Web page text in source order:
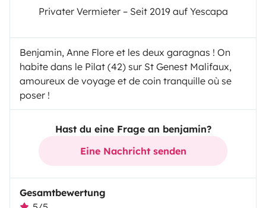
Privater Vermieter – Seit 2019 auf Yescapa
Benjamin, Anne Flore et les deux garagnas ! On
habite dans le Pilat (42) sur St Genest Malifaux,
amoureux de voyage et de coin tranquille où se
poser !
Hast du eine Frage an benjamin?
Eine Nachricht senden
Gesamtbewertung